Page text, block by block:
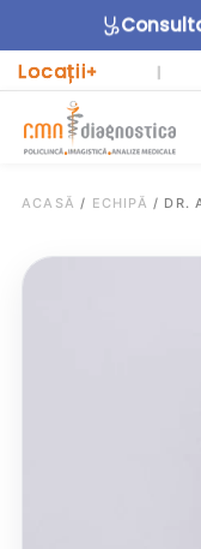
Locații+ |
ACASĂ / ECHIPĂ / DR.